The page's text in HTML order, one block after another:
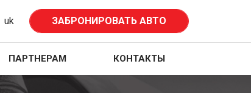
uk ЗАБРОНИРОВАТЬ АВТО
ПАРТНЕРАМ КОНТАКТЫ